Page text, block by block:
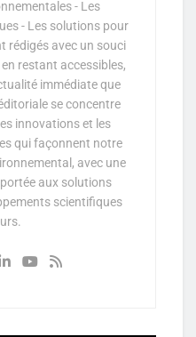
- Les
- Les solutions pour
rédigés avec un souci
restant accessibles,
immédiate que
se concentre
innovations et les
qui façonnent notre
avec une
aux solutions
scientifiques